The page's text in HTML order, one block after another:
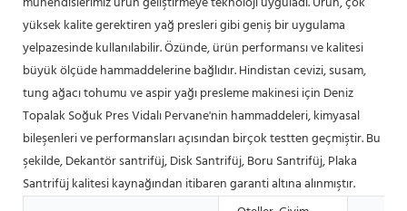
yüksek kalite gerektiren yağ presleri gibi geniş bir uygulama
yelpazesinde kullanılabilir. Özünde, ürün performansı ve kalitesi
büyük ölçüde hammaddelerine bağlıdır. Hindistan cevizi, susam,
tung ağacı tohumu ve aspir yağı presleme makinesi için Deniz
Topalak Soğuk Pres Vidalı Pervane'nin hammaddeleri, kimyasal
bileşenleri ve performansları açısından birçok testten geçmiştir. Bu
şekilde, Dekantör santrifüj, Disk Santrifüj, Boru Santrifüj, Plaka
Santrifüj kalitesi kaynağından itibaren garanti altına alınmıştır.